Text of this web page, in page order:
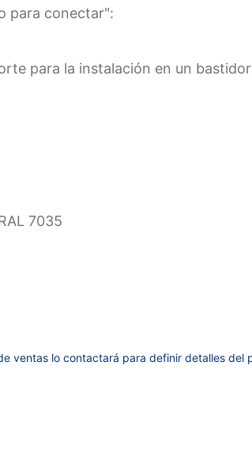
para conectar":
para la instalación en un bastidor
7035
ventas lo contactará para definir detalles del